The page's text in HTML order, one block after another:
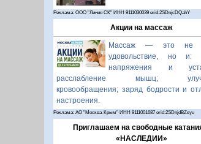
Реклама: ООО "Линия СК" ИНН 9111030039 erid:2SDnjcDQahY
Акции на массаж
Массаж — это не
удовольствие, но и:
напряжения и
расслабление мышц;
кровообращения; заряд бодрости и
настроения.
Реклама: АО "Москва-Крым" ИНН 9111001687 erid:2SDnjdBZsyu
Приглашаем на свободные
«НАСЛЕДИИ»